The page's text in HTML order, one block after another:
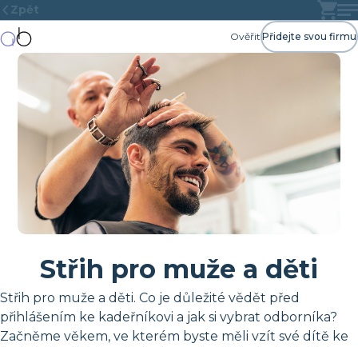
Zpět
Ověřit Přidejte svou firmu
Střih pro muže a děti
Střih pro muže a děti. Co je důležité vědět před
přihlášením ke kadeřníkovi a jak si vybrat odborníka?
Začněme věkem, ve kterém byste měli vzít své dítě ke